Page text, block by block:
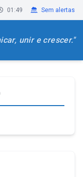
Praia Grande --°C
01:49 Sem alertas
unir e crescer."